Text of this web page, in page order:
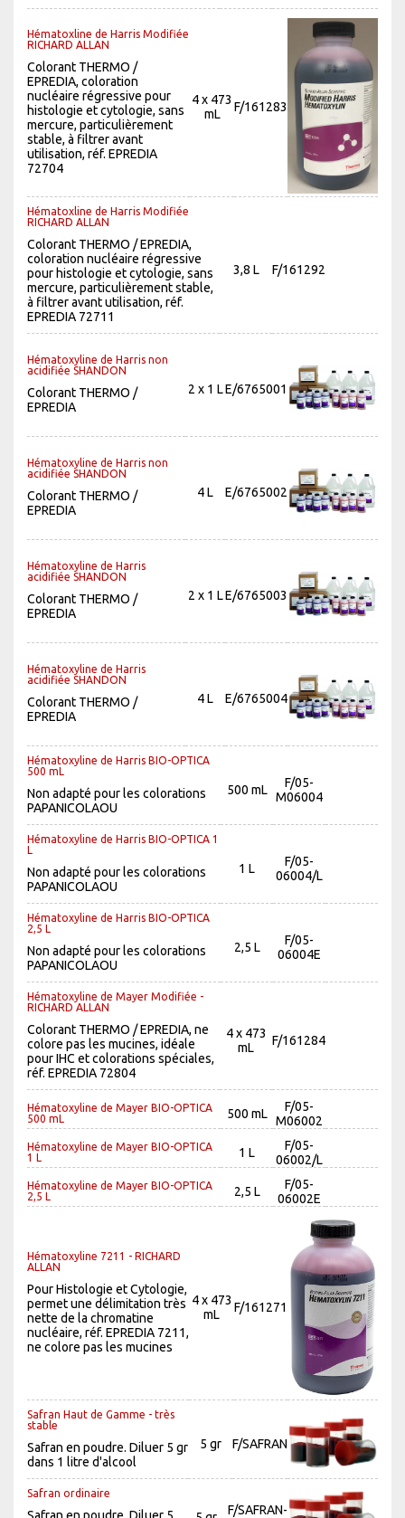
Hématoxline de Harris Modifiée
RICHARD ALLAN
Colorant THERMO /
EPREDIA, coloration
nucléaire régressive pour
histologie et cytologie, sans
mercure, particulièrement
stable, à filtrer avant
utilisation, réf. EPREDIA
72704
4 x 473
mL
F/161283
Hématoxline de Harris Modifiée
RICHARD ALLAN
Colorant THERMO / EPREDIA,
coloration nucléaire régressive
pour histologie et cytologie, sans
mercure, particulièrement stable,
à filtrer avant utilisation, réf.
EPREDIA 72711
3,8 L F/161292
Hématoxyline de Harris non
acidifiée SHANDON
Colorant THERMO /
EPREDIA
2 x 1 LE/6765001
Hématoxyline de Harris non
acidifiée SHANDON
Colorant THERMO /
EPREDIA
4 L E/6765002
Hématoxyline de Harris
acidifiée SHANDON
Colorant THERMO /
EPREDIA
2 x 1 LE/6765003
Hématoxyline de Harris
acidifiée SHANDON
Colorant THERMO /
EPREDIA
4 L E/6765004
Hématoxyline de Harris BIO-OPTICA
500 mL
Non adapté pour les colorations
PAPANICOLAOU
500 mL
F/05-
M06004
Hématoxyline de Harris BIO-OPTICA 1
L
Non adapté pour les colorations
PAPANICOLAOU
1 L
F/05-
06004/L
Hématoxyline de Harris BIO-OPTICA
2,5 L
Non adapté pour les colorations
PAPANICOLAOU
2,5 L
F/05-
06004E
Hématoxyline de Mayer Modifiée -
RICHARD ALLAN
Colorant THERMO / EPREDIA, ne
colore pas les mucines, idéale
pour IHC et colorations spéciales,
réf. EPREDIA 72804
4 x 473
mL
F/161284
Hématoxyline de Mayer BIO-OPTICA
500 mL
500 mL
F/05-
M06002
Hématoxyline de Mayer BIO-OPTICA
1 L
1 L
F/05-
06002/L
Hématoxyline de Mayer BIO-OPTICA
2,5 L
2,5 L
F/05-
06002E
Hématoxyline 7211 - RICHARD
ALLAN
Pour Histologie et Cytologie,
permet une délimitation très
nette de la chromatine
nucléaire, réf. EPREDIA 7211,
ne colore pas les mucines
4 x 473
mL
F/161271
Safran Haut de Gamme - très
stable
Safran en poudre. Diluer 5 gr
dans 1 litre d'alcool
5 gr F/SAFRAN
Safran ordinaire
F/SAFRAN-